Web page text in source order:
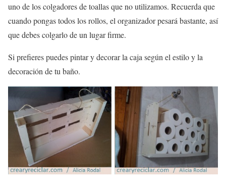
uno de los colgadores de toallas que no utilizamos. Recuerda que
cuando pongas todos los rollos, el organizador pesará bastante, así
que debes colgarlo de un lugar firme.
Si prefieres puedes pintar y decorar la caja según el estilo y la
decoración de tu baño.